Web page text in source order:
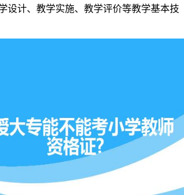
设计、教学实施、教学评价等教学基本技